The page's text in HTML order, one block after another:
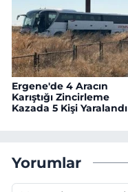
Ergene'de 4 Aracın
Karıştığı Zincirleme
Kazada 5 Kişi Yaralandı
Yorumlar